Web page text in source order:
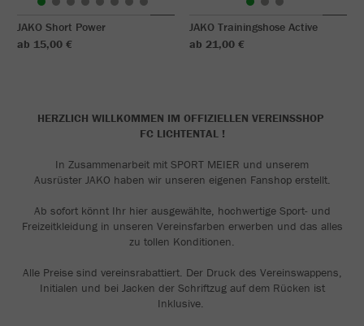
JAKO Short Power
ab 15,00 €
JAKO Trainingshose Active
ab 21,00 €
HERZLICH WILLKOMMEN IM OFFIZIELLEN VEREINSSHOP
FC LICHTENTAL !
In Zusammenarbeit mit SPORT MEIER und unserem
Ausrüster JAKO haben wir unseren eigenen Fanshop erstellt.
Ab sofort könnt Ihr hier ausgewählte, hochwertige Sport- und
Freizeitkleidung in unseren Vereinsfarben erwerben und das alles
zu tollen Konditionen.
Alle Preise sind vereinsrabattiert. Der Druck des Vereinswappens,
Initialen und bei Jacken der Schriftzug auf dem Rücken ist
Inklusive.